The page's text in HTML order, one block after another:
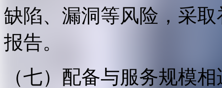
缺陷、漏洞等风险，采
报告。
（七）配备与服务规模